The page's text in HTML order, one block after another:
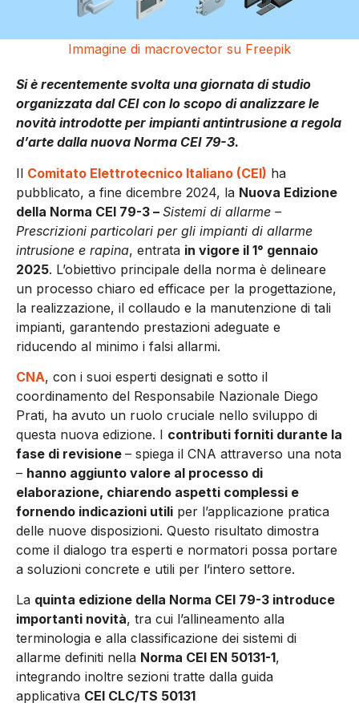
Immagine di macrovector su Freepik
Si è recentemente svolta una giornata di studio
organizzata dal CEI con lo scopo di analizzare le
novità introdotte per impianti antintrusione a regola
d’arte dalla nuova Norma CEI 79-3.
Il Comitato Elettrotecnico Italiano (CEI) ha
pubblicato, a fine dicembre 2024, la Nuova Edizione
della Norma CEI 79-3 – Sistemi di allarme –
Prescrizioni particolari per gli impianti di allarme
intrusione e rapina, entrata in vigore il 1° gennaio
2025. L’obiettivo principale della norma è delineare
un processo chiaro ed efficace per la progettazione,
la realizzazione, il collaudo e la manutenzione di tali
impianti, garantendo prestazioni adeguate e
riducendo al minimo i falsi allarmi.
CNA, con i suoi esperti designati e sotto il
coordinamento del Responsabile Nazionale Diego
Prati, ha avuto un ruolo cruciale nello sviluppo di
questa nuova edizione. I contributi forniti durante la
fase di revisione – spiega il CNA attraverso una nota
– hanno aggiunto valore al processo di
elaborazione, chiarendo aspetti complessi e
fornendo indicazioni utili per l’applicazione pratica
delle nuove disposizioni. Questo risultato dimostra
come il dialogo tra esperti e normatori possa portare
a soluzioni concrete e utili per l’intero settore.
La quinta edizione della Norma CEI 79-3 introduce
importanti novità, tra cui l’allineamento alla
terminologia e alla classificazione dei sistemi di
allarme definiti nella Norma CEI EN 50131-1,
integrando inoltre sezioni tratte dalla guida
applicativa CEI CLC/TS 50131